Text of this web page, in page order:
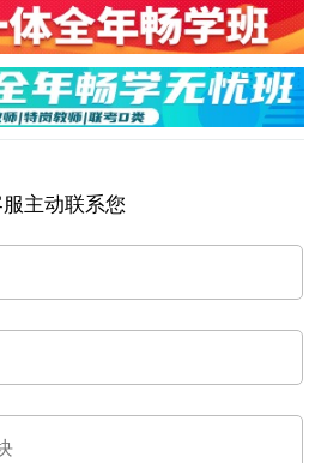
主动联系您